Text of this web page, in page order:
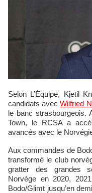
Selon L’Équipe, Kjetil Knutsen figure parmi les deux derniers
candidats avecWilfried
le banc strasbourgeois.
Town, le RCSA a
avancés avec le
Aux commandes de Bodo/Glimt depuis janvier 2018, Knutsen a
transformé le club
gratter des grandes
Norvège en 2020,
Bodo/Glimt jusqu’en